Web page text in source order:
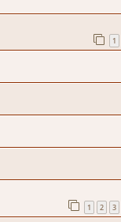
1
1 2 3